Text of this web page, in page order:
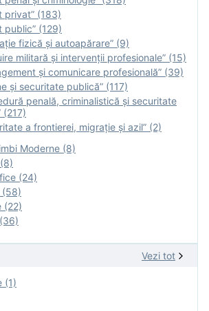
privat” (183)
public” (129)
fizică şi autoapărare” (9)
militară şi intervenţii profesionale” (15)
și comunicare profesională” (39)
și securitate publică” (117)
penală, criminalistică și securitate
(217)
a frontierei, migrație și azil” (2)
Moderne (8)
(24)
(58)
(22)
Vezi tot
(1)